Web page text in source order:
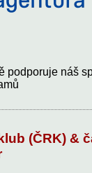
podporuje náš
(ČRK) &